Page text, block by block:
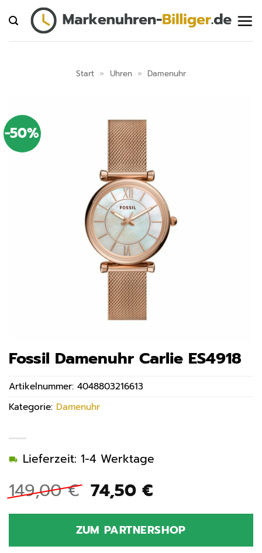
Inhalt
springen
Start » Uhren » Damenuhr
-50%
Fossil Damenuhr Carlie ES4918
149,00€ Ursprünglicher
Preis
war:
149,00 €
74,50 €Aktueller
ist:
74,50 €.
Lieferzeit: 1-4 Werktage
ZUM PARTNERSHOP
Artikelnummer: 4048803216613
Kategorie: Damenuhr